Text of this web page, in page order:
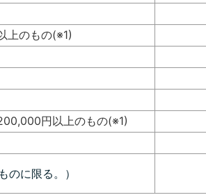
上のもの(※1)
円以上のもの(※1)
のに限る。）